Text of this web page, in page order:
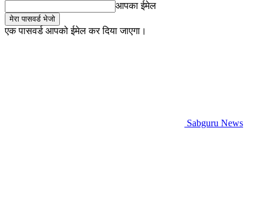
आपका ईमेल
एक पासवर्ड आपको ईमेल कर दिया जाएगा।
Sabguru News